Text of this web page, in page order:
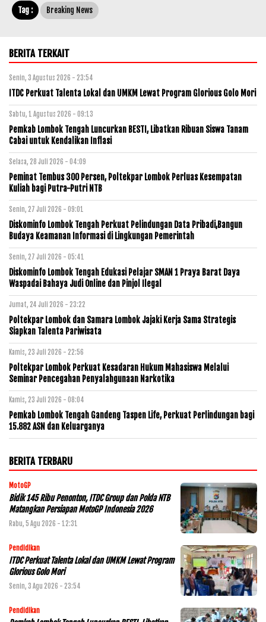
Tag : Breaking News
BERITA TERKAIT
Senin, 3 Agustus 2026 - 23:54
ITDC Perkuat Talenta Lokal dan UMKM Lewat Program Glorious Golo Mori
Sabtu, 1 Agustus 2026 - 09:13
Pemkab Lombok Tengah Luncurkan BESTI, Libatkan Ribuan Siswa Tanam
Cabai untuk Kendalikan Inflasi
Selasa, 28 Juli 2026 - 04:09
Peminat Tembus 300 Persen, Poltekpar Lombok Perluas Kesempatan
Kuliah bagi Putra-Putri NTB
Senin, 27 Juli 2026 - 09:01
Diskominfo Lombok Tengah Perkuat Pelindungan Data Pribadi,Bangun
Budaya Keamanan Informasi di Lingkungan Pemerintah
Senin, 27 Juli 2026 - 05:41
Diskominfo Lombok Tengah Edukasi Pelajar SMAN 1 Praya Barat Daya
Waspadai Bahaya Judi Online dan Pinjol Ilegal
Jumat, 24 Juli 2026 - 23:22
Poltekpar Lombok dan Samara Lombok Jajaki Kerja Sama Strategis
Siapkan Talenta Pariwisata
Kamis, 23 Juli 2026 - 22:56
Poltekpar Lombok Perkuat Kesadaran Hukum Mahasiswa Melalui
Seminar Pencegahan Penyalahgunaan Narkotika
Kamis, 23 Juli 2026 - 08:04
Pemkab Lombok Tengah Gandeng Taspen Life, Perkuat Perlindungan bagi
15.882 ASN dan Keluarganya
BERITA TERBARU
MotoGP
Bidik 145 Ribu Penonton, ITDC Group dan Polda NTB
Matangkan Persiapan MotoGP Indonesia 2026
Rabu, 5 Agu 2026 - 12:31
Pendidikan
ITDC Perkuat Talenta Lokal dan UMKM Lewat Program
Glorious Golo Mori
Senin, 3 Agu 2026 - 23:54
Pendidikan